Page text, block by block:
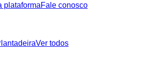
plataformaFale conosco
Ver todos